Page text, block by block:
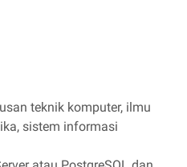
teknik komputer, ilmu
sistem informasi